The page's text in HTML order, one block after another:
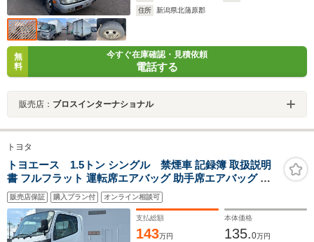
住所
新潟県北蒲原郡
無
料
今すぐ在庫確認・見積依頼
電話する
販売店： ブロスインターナショナル
トヨタ
トヨエース 1.5トン シングル 禁煙車 記録簿 取扱説明
書 フルフラット 運転席エアバッグ 助手席エアバッグ エ
アコン パワーステアリング
販売店保証 購入プラン付 オンライン相談可
支払総額
143万円
本体価格
135.0万円